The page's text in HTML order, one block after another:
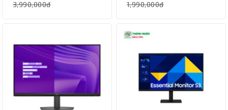
3,990,000đ 1,990,000đ